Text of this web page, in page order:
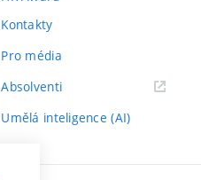
Kontakty
Pro média
Absolventi(externí
Umělá inteligence (AI)